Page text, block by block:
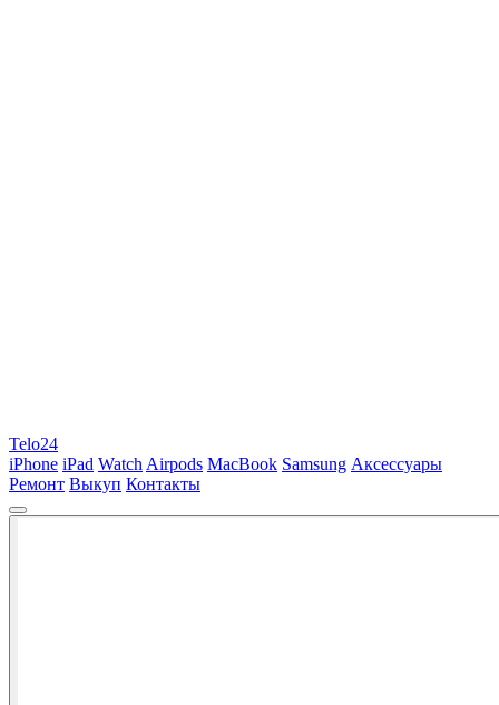
Telo24
iPhone iPad Watch Airpods MacBook Samsung Аксессуары
Ремонт Выкуп Контакты